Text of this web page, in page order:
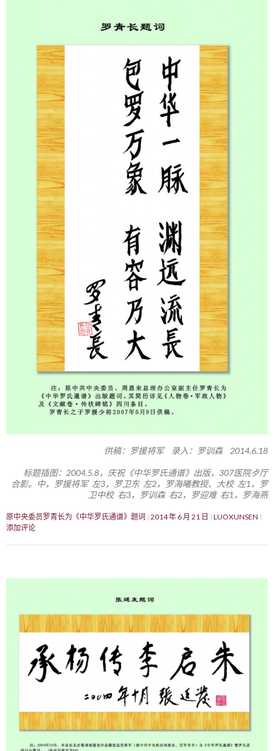
供稿：罗援将军 录入：罗训森 2014.6.18
标题插图：2004.5.8，庆祝《中华罗氏通谱》出版，307医院歺厅
合影。中，罗援将军 左3，罗卫东 左2，罗海曦教授、大校 左1，罗
卫中校 右3，罗训森 右2，罗迎难 右1，罗海燕
原中央委员罗青长为《中华罗氏通谱》题词 2014 年 6 月 21 日
LUOXUNSEN
添加评论